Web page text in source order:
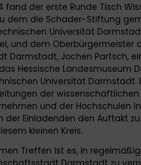
fand der erste Runde Tisch
dem die Schader-Stiftung
Universität
und dem Oberbürgermeister
Darmstadt, Jochen Partsch,
Hessische Landesmuseum
Universität Darmstadt.
der
und der Hochschulen
der Einladenden den Auftakt
kleinen Kreis.
Treffen ist es, in